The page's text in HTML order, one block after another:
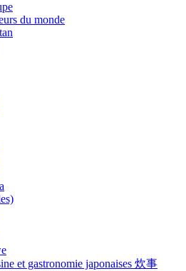
du monde
et gastronomie japonaises 炊事